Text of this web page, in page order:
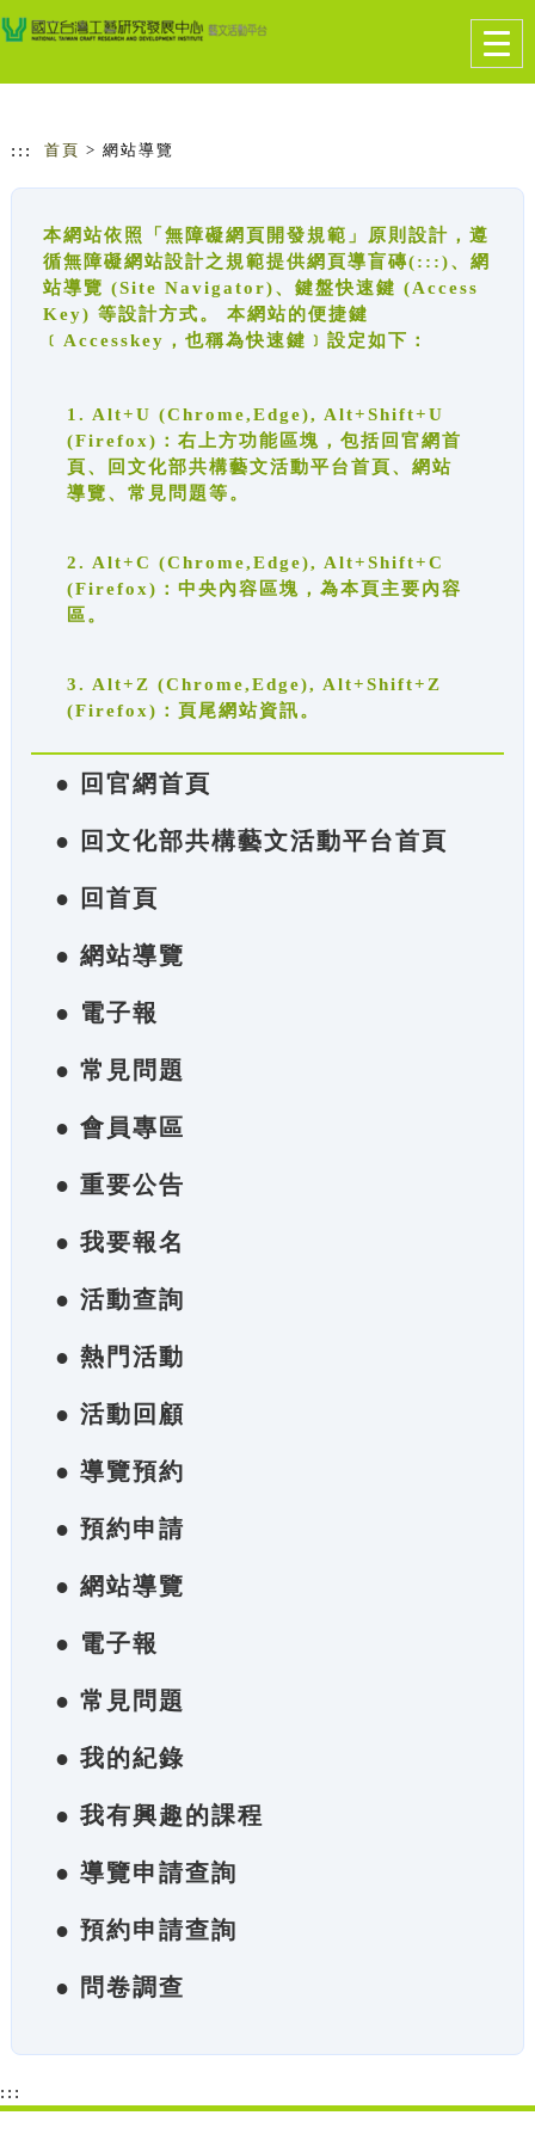
跳到主要內容
網站導覽
::: 首頁 > 網站導覽
本網站依照「無障礙網頁開發規範」原則設計，遵
循無障礙網站設計之規範提供網頁導盲磚(:::)、網
站導覽 (Site Navigator)、鍵盤快速鍵 (Access
Key) 等設計方式。 本網站的便捷鍵
﹝Accesskey，也稱為快速鍵﹞設定如下：
1. Alt+U (Chrome,Edge), Alt+Shift+U
(Firefox)：右上方功能區塊，包括回官網首
頁、回文化部共構藝文活動平台首頁、網站
導覽、常見問題等。
2. Alt+C (Chrome,Edge), Alt+Shift+C
(Firefox)：中央內容區塊，為本頁主要內容
區。
3. Alt+Z (Chrome,Edge), Alt+Shift+Z
(Firefox)：頁尾網站資訊。
● 回官網首頁
● 回文化部共構藝文活動平台首頁
● 回首頁
● 網站導覽
● 電子報
● 常見問題
● 會員專區
● 重要公告
● 我要報名
● 活動查詢
● 熱門活動
● 活動回顧
● 導覽預約
● 預約申請
● 網站導覽
● 電子報
● 常見問題
● 我的紀錄
● 我有興趣的課程
● 導覽申請查詢
● 預約申請查詢
● 問卷調查
:::